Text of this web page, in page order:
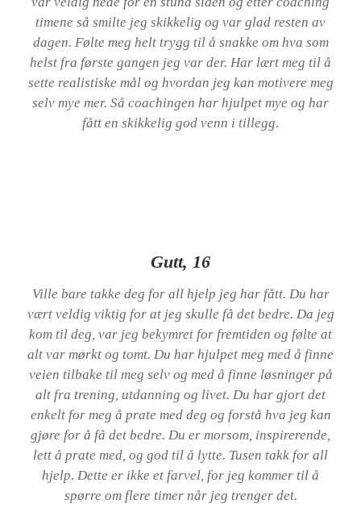
timene så smilte jeg skikkelig og var glad resten av
dagen. Følte meg helt trygg til å snakke om hva som
helst fra første gangen jeg var der. Har lært meg til å
sette realistiske mål og hvordan jeg kan motivere meg
selv mye mer. Så coachingen har hjulpet mye og har
fått en skikkelig god venn i tillegg.
Gutt, 16
Ville bare takke deg for all hjelp jeg har fått. Du har
vært veldig viktig for at jeg skulle få det bedre. Da jeg
kom til deg, var jeg bekymret for fremtiden og følte at
alt var mørkt og tomt. Du har hjulpet meg med å finne
veien tilbake til meg selv og med å finne løsninger på
alt fra trening, utdanning og livet. Du har gjort det
enkelt for meg å prate med deg og forstå hva jeg kan
gjøre for å få det bedre. Du er morsom, inspirerende,
lett å prate med, og god til å lytte. Tusen takk for all
hjelp. Dette er ikke et farvel, for jeg kommer til å
spørre om flere timer når jeg trenger det.